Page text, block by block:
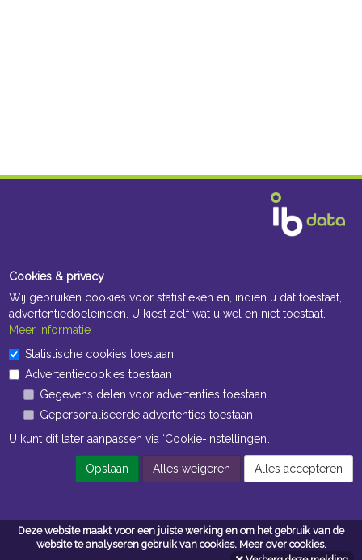
Deze website maakt voor een juiste werking en om het gebruik van de
website te analyseren gebruik van cookies. Meer over cookies.
Openingstijden Kantoor
ma t/m vr 8:30 uur tot 17:00 uur
Openingstijden Magazijn
ma t/m vr 7:00 uur tot 16:30 uur
Algemene voorwaarden
Cookies & privacy
Wij gebruiken cookies voor statistieken en, indien u dat toestaat,
advertentiedoeleinden. U kiest zelf wat u wel en niet toestaat.
Meer informatie
Statistische cookies toestaan
Advertentiecookies toestaan
Gegevens delen voor advertenties toestaan
Gepersonaliseerde advertenties toestaan
U kunt dit later aanpassen via ‘Cookie-instellingen’.
Opslaan Alles weigeren Alles accepteren